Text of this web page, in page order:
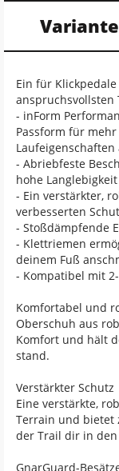
Ein für
anspruchsvollsten
- inForm
Passform für
Laufeigenschaften
- Abriebfeste
hohe Langlebigkeit
- Ein verstärkter,
verbesserten
- Stoßdämpfende
- Klettriemen
deinem Fuß
- Kompatibel mit 2-
Komfortabel und
Oberschuh aus
Komfort und hält
stand.
Verstärkter Schutz
Eine verstärkte,
Terrain und bietet
der Trail dir in den
GnarGuard-